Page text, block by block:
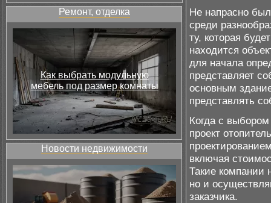
Ремонт, отделка
Как выбрать модульную
мебель под размер комнаты
Новости недвижимости
Не напрасно
среди
ту, которая
находится
для начала
представляет
основным
представлять
Когда с
проект
включая
Такие компании
но и
заказчика.